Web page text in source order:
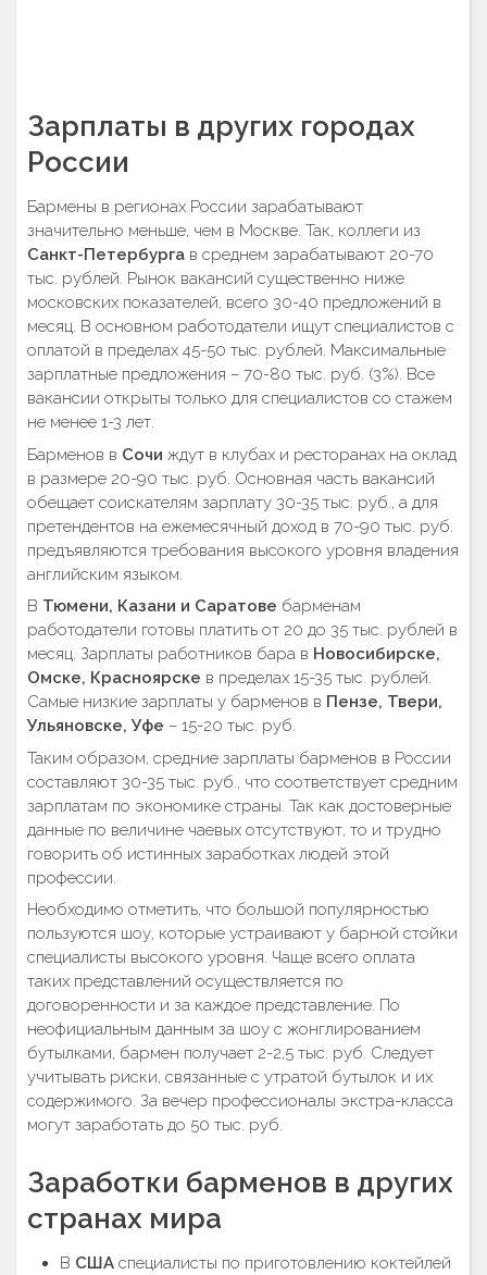
Зарплаты в других городах
России
Бармены в регионах России зарабатывают
значительно меньше, чем в Москве. Так, коллеги из
Санкт-Петербурга в среднем зарабатывают 20-70
тыс. рублей. Рынок вакансий существенно ниже
московских показателей, всего 30-40 предложений в
месяц. В основном работодатели ищут специалистов с
оплатой в пределах 45-50 тыс. рублей. Максимальные
зарплатные предложения – 70-80 тыс. руб. (3%). Все
вакансии открыты только для специалистов со стажем
не менее 1-3 лет.
Барменов в Сочи ждут в клубах и ресторанах на оклад
в размере 20-90 тыс. руб. Основная часть вакансий
обещает соискателям зарплату 30-35 тыс. руб., а для
претендентов на ежемесячный доход в 70-90 тыс. руб.
предъявляются требования высокого уровня владения
английским языком.
В Тюмени, Казани и Саратове барменам
работодатели готовы платить от 20 до 35 тыс. рублей в
месяц. Зарплаты работников бара в Новосибирске,
Омске, Красноярске в пределах 15-35 тыс. рублей.
Самые низкие зарплаты у барменов в Пензе, Твери,
Ульяновске, Уфе – 15-20 тыс. руб.
Таким образом, средние зарплаты барменов в России
составляют 30-35 тыс. руб., что соответствует средним
зарплатам по экономике страны. Так как достоверные
данные по величине чаевых отсутствуют, то и трудно
говорить об истинных заработках людей этой
профессии.
Необходимо отметить, что большой популярностью
пользуются шоу, которые устраивают у барной стойки
специалисты высокого уровня. Чаще всего оплата
таких представлений осуществляется по
договоренности и за каждое представление. По
неофициальным данным за шоу с жонглированием
бутылками, бармен получает 2-2,5 тыс. руб. Следует
учитывать риски, связанные с утратой бутылок и их
содержимого. За вечер профессионалы экстра-класса
могут заработать до 50 тыс. руб.
Заработки барменов в других
странах мира
В США специалисты по приготовлению коктейлей